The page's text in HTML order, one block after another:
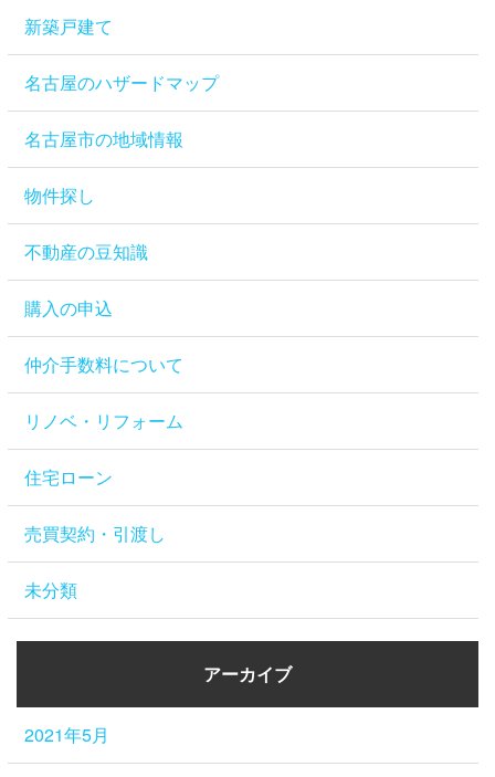
新築戸建て
名古屋のハザードマップ
名古屋市の地域情報
物件探し
不動産の豆知識
購入の申込
仲介手数料について
リノベ・リフォーム
住宅ローン
売買契約・引渡し
未分類
アーカイブ
2021年5月